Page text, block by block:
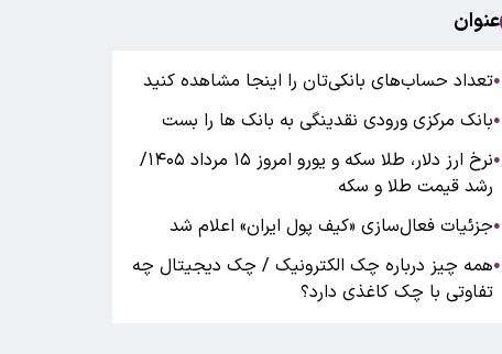
عنوان
●تعداد حساب‌های بانکی‌تان را اینجا مشاهده کنید
●بانک مرکزی ورودی نقدینگی به بانک ها را بست
●
نرخ ارز دلار، طلا سکه و یورو امروز ۱۵ مرداد ۱۴۰۵/
رشد قیمت طلا و سکه
●جزئیات فعال‌سازی «کیف پول ایران» اعلام شد
●همه چیز درباره چک الکترونیک / چک دیجیتال چه
تفاوتی با چک کاغذی دارد؟